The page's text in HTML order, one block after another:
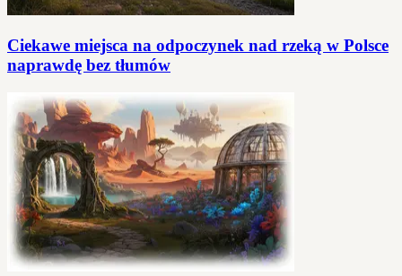
Ciekawe miejsca na odpoczynek nad rzeką w Polsce
naprawdę bez tłumów